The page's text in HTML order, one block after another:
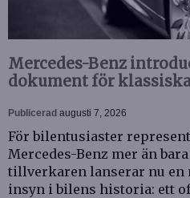
Mercedes-Benz
dokument för
Publicerad augusti 7, 2026
För bilentusiaster
Mercedes-Benz mer än
tillverkaren lanserar nu en
insyn i bilens historia: ett